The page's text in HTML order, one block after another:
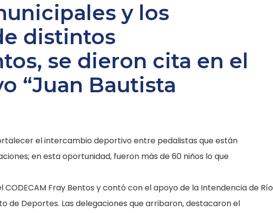
y los
distintos
se dieron cita en el
“Juan Bautista
el intercambio deportivo entre pedalistas que están
en esta oportunidad, fueron más de 60 niños lo que
Fray Bentos y contó con el apoyo de la Intendencia de Río
de Deportes. Las delegaciones que arribaron, destacaron el